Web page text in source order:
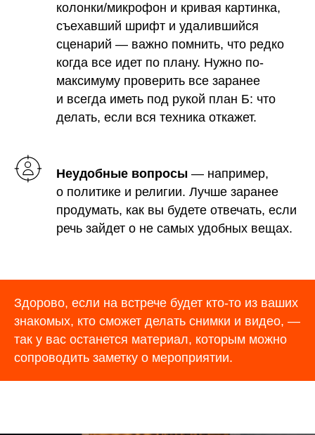
колонки/микрофон и кривая картинка,
съехавший шрифт и удалившийся
сценарий — важно помнить, что редко
когда все идет по плану. Нужно по-
максимуму проверить все заранее
и всегда иметь под рукой план Б: что
делать, если вся техника откажет.
Неудобные вопросы — например,
о политике и религии. Лучше заранее
продумать, как вы будете отвечать, если
речь зайдет о не самых удобных вещах.
Здорово, если на встрече будет кто-то из ваших
знакомых, кто сможет делать снимки и видео, —
так у вас останется материал, которым можно
сопроводить заметку о мероприятии.